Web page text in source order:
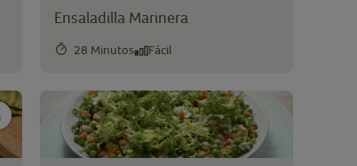
Ensaladilla Marinera
28 Minutos Fácil